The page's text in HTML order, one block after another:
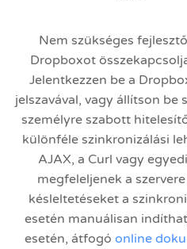
Nem szükséges
Dropboxot
Jelentkezzen be a
jelszavával, vagy állítson be
személyre szabott
különféle szinkronizálási
AJAX, a Curl vagy
megfeleljenek a
késleltetéseket a
esetén manuálisan
esetén, átfogó online